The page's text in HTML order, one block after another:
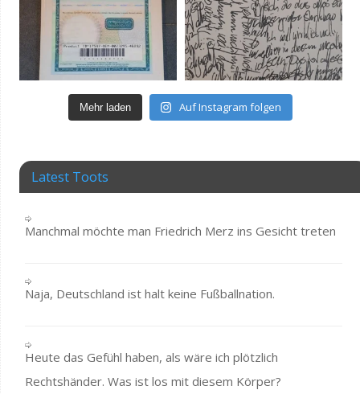
Mehr laden Auf Instagram folgen
Latest Toots
Manchmal möchte man Friedrich Merz ins Gesicht treten
Naja, Deutschland ist halt keine Fußballnation.
Heute das Gefühl haben, als wäre ich plötzlich
Rechtshänder. Was ist los mit diesem Körper?